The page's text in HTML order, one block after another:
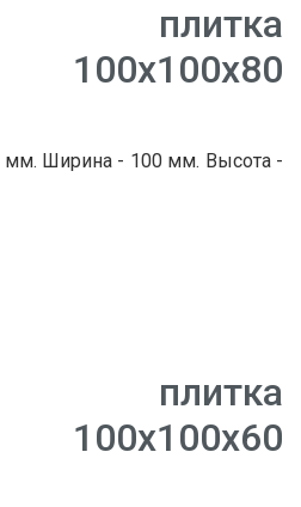
плитка
100х100х80
мм. Ширина - 100 мм. Высота -
плитка
100х100х60